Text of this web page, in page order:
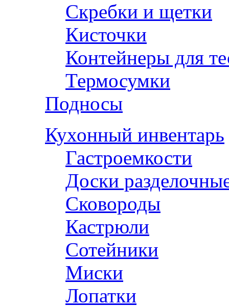
Скребки и щетки
Кисточки
Контейнеры для
Термосумки
Подносы
Кухонный инвентарь
Гастроемкости
Доски
Сковороды
Кастрюли
Сотейники
Миски
Лопатки